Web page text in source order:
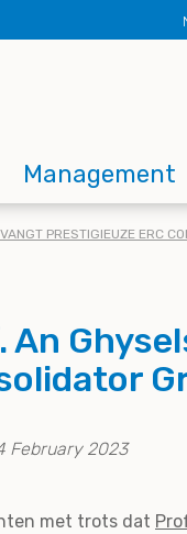
Management
PRESTIGIEUZE ERC
An
February 2023
met trots dat